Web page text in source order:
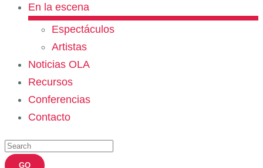
En la escena
Espectáculos
Artistas
Noticias OLA
Recursos
Conferencias
Contacto